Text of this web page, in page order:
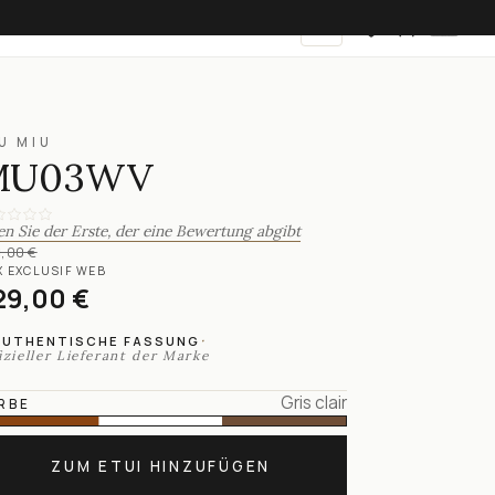
MIU
Sie der Erste, der eine Bewertung abgibt
€
EXCLUSIF WEB
€
FASSUNG ·
Lieferant der Marke
Gris clair
ZUM ETUI HINZUFÜGEN